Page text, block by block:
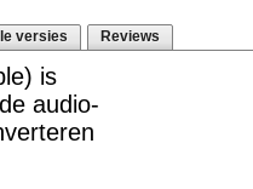
versies Reviews
is
audio-